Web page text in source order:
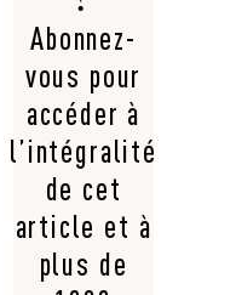
Abonnez-
vous pour
accéder à
l’intégralité
de cet
article et à
plus de